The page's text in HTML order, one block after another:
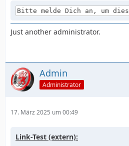
Bitte melde Dich an, um
Just another administrator.
Admin
Administrator
17. März 2025 um 00:49
Link-Test (extern):